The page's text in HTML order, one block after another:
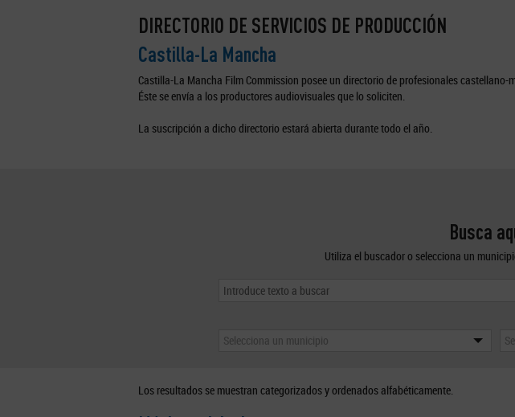
DIRECTORIO DE SERVICIOS DE PRODUCCIÓN
Castilla-La Mancha
Castilla-La Mancha Film Commission posee un directorio de profesionales
Éste se envía a los productores audiovisuales que lo soliciten.
La suscripción a dicho directorio estará abierta durante todo el año.
Busca
Utiliza el buscador o selecciona un
Selecciona un municipio
Los resultados se muestran categorizados y ordenados alfabéticamente.